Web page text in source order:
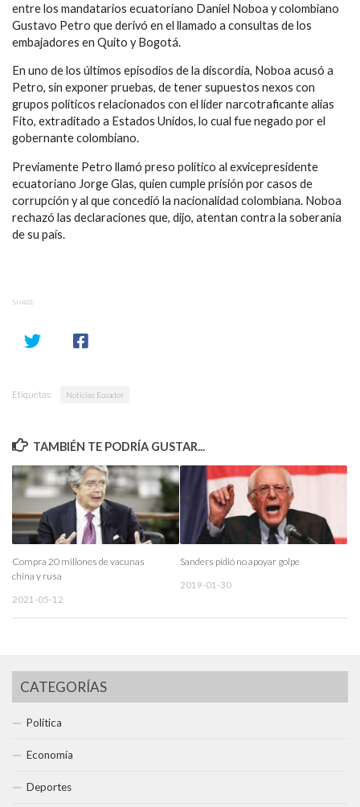
entre los mandatarios ecuatoriano Daniel Noboa y colombiano
Gustavo Petro que derivó en el llamado a consultas de los
embajadores en Quito y Bogotá.
En uno de los últimos episodios de la discordia, Noboa acusó a
Petro, sin exponer pruebas, de tener supuestos nexos con
grupos políticos relacionados con el líder narcotraficante alias
Fito, extraditado a Estados Unidos, lo cual fue negado por el
gobernante colombiano.
Previamente Petro llamó preso político al exvicepresidente
ecuatoriano Jorge Glas, quien cumple prisión por casos de
corrupción y al que concedió la nacionalidad colombiana. Noboa
rechazó las declaraciones que, dijo, atentan contra la soberanía
de su país.
SHARE
Etiquetas: Noticias Ecuador
TAMBIÉN TE PODRÍA GUSTAR...
Compra 20 millones de vacunas
china y rusa
2021-05-12
Sanders pidió no apoyar golpe
2019-01-30
CATEGORÍAS
Política
Economía
Deportes